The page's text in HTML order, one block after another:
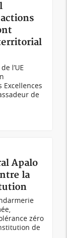
l’UE
Excellences
de
Apalo
la
zéro
de